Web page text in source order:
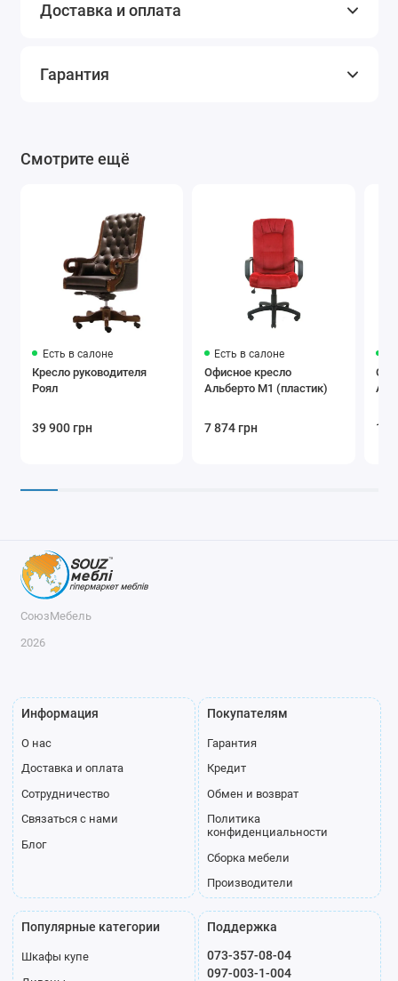
Доставка и оплата
Гарантия
Смотрите ещё
Есть в салоне
Кресло руководителя
Роял
39 900 грн
Есть в салоне
Офисное кресло
Альберто M1 (пластик)
7 874 грн 10
СоюзМебель
2026
Информация
О нас
Доставка и оплата
Сотрудничество
Связаться с нами
Блог
Покупателям
Гарантия
Кредит
Обмен и возврат
Политика
конфиденциальности
Сборка мебели
Производители
Популярные категории
Шкафы купе
Поддержка
073-357-08-04
097-003-1-004